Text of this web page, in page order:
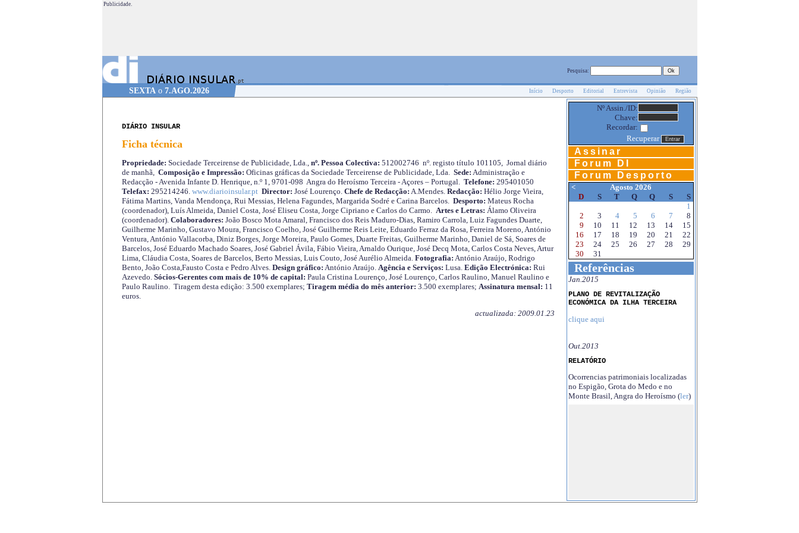
Publicidade.
Pesquisa:
SEXTAo 7.AGO.2026 Início Desporto Editorial Entrevista Opinião Região
DIÁRIO INSULAR
Ficha técnica
Propriedade: Sociedade Terceirense de Publicidade, Lda.,nº. Pessoa Colectiva: 512002746 nº. registo título 101105, Jornal diário
de manhã, Composição e Impressão: Oficinas gráficas da Sociedade Terceirense de Publicidade, Lda. Sede: Administração e
Redacção - Avenida Infante D. Henrique, n.º 1, 9701-098 Angra do Heroísmo Terceira - Açores – Portugal. Telefone: 295401050
Telefax: 295214246. www.diarioinsular.pt Director: José Lourenço. Chefe de Redacção: A.Mendes. Redacção: Hélio Jorge Vieira,
Fátima Martins, Vanda Mendonça, Rui Messias, Helena Fagundes, Margarida Sodré e Carina Barcelos. Desporto: Mateus Rocha
(coordenador), Luís Almeida, Daniel Costa, José Eliseu Costa, Jorge Cipriano e Carlos do Carmo. Artes e Letras: Álamo Oliveira
(coordenador). Colaboradores: João Bosco Mota Amaral, Francisco dos Reis Maduro-Dias, Ramiro Carrola, Luiz Fagundes Duarte,
Guilherme Marinho, Gustavo Moura, Francisco Coelho, José Guilherme Reis Leite, Eduardo Ferraz da Rosa, Ferreira Moreno, António
Ventura, António Vallacorba, Diniz Borges, Jorge Moreira, Paulo Gomes, Duarte Freitas, Guilherme Marinho, Daniel de Sá, Soares de
Barcelos, José Eduardo Machado Soares, José Gabriel Ávila, Fábio Vieira, Arnaldo Ourique, José Decq Mota, Carlos Costa Neves, Artur
Lima, Cláudia Costa, Soares de Barcelos, Berto Messias, Luis Couto, José Aurélio Almeida. Fotografia: António Araújo, Rodrigo
Bento, João Costa,Fausto Costa e Pedro Alves. Design gráfico: António Araújo. Agência e Serviços: Lusa. Edição Electrónica: Rui
Azevedo. Sócios-Gerentes com mais de 10% de capital: Paula Cristina Lourenço, José Lourenço, Carlos Raulino, Manuel Raulino e
Paulo Raulino. Tiragem desta edição: 3.500 exemplares; Tiragem média do mês anterior: 3.500 exemplares; Assinatura mensal: 11
euros.
actualizada: 2009.01.23
Nº Assin./ID:
Chave:
Recordar:
Recuperar
Assinar
Forum DI
Forum Desporto
<
Agosto 2026
D
S T Q Q S
S
1
2
3 4 5 6 7
8
9
10 11 12 13 14
15
16
17 18 19 20 21
22
23
24 25 26 27 28
29
30
31
Referências
Jan.2015
PLANO DE REVITALIZAÇÃO
ECONÓMICA DA ILHA TERCEIRA
clique aqui
Out.2013
RELATÓRIO
Ocorrencias patrimoniais localizadas
no Espigão, Grota do Medo e no
Monte Brasil, Angra do Heroísmo (ler)